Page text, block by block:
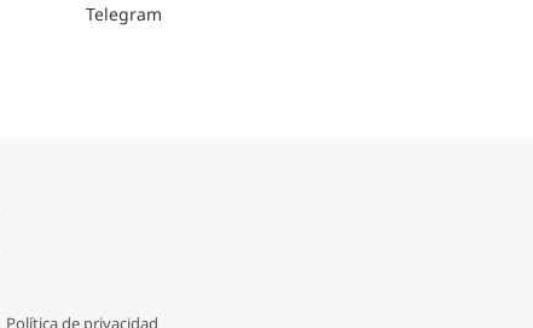
Telegram
Política de privacidad